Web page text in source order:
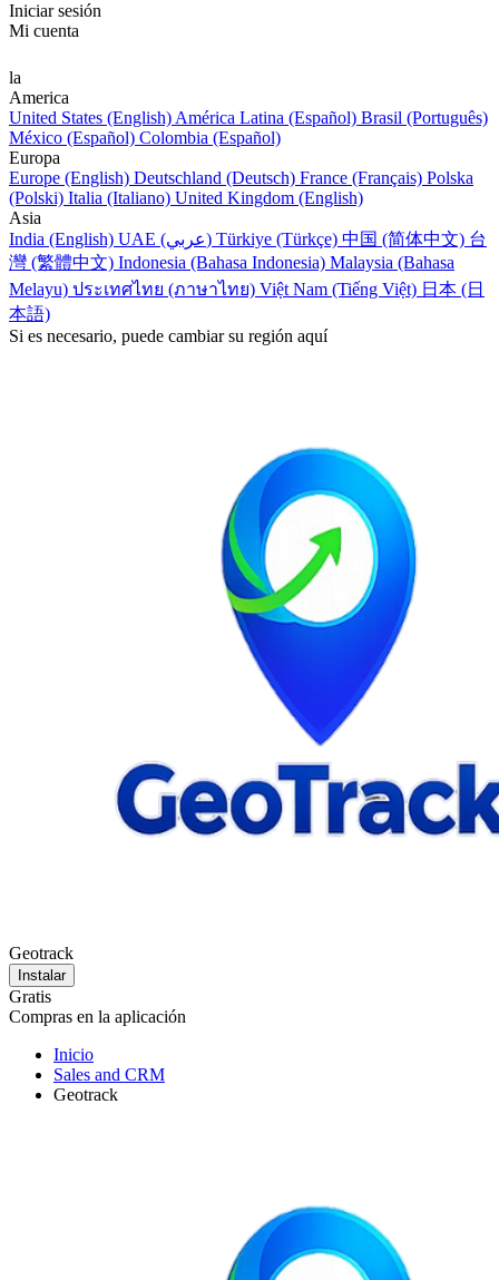
Iniciar sesión
Mi cuenta
la
America
United States (English) América Latina (Español) Brasil (Português)
México (Español) Colombia (Español)
Europa
Europe (English) Deutschland (Deutsch) France (Français) Polska
(Polski) Italia (Italiano) United Kingdom (English)
Asia
India (English)
UAE (عربي) Türkiye (Türkçe) 中国 (简体中文) 台
灣 (繁體中文) Indonesia (Bahasa Indonesia) Malaysia (Bahasa
Melayu) ประเทศไทย (ภาษาไทย) Việt Nam (Tiếng Việt) 日本 (日
本語)
Si es necesario, puede cambiar su región aquí
Geotrack
Instalar
Gratis
Compras en la aplicación
Inicio
Sales and CRM
Geotrack